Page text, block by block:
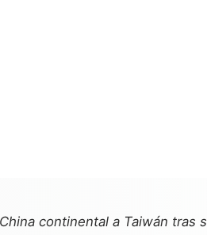
continental a Taiwán tras